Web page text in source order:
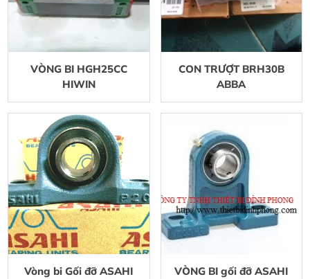
VÒNG BI HGH25CC
HIWIN
CON TRƯỢT BRH30B
ABBA
Vòng bi Gối đỡ ASAHI
VÒNG BI gối đỡ ASAHI